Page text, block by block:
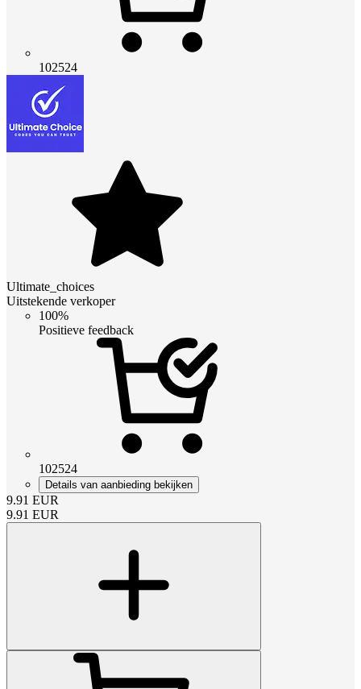
102524
Ultimate_choices
Uitstekende verkoper
100%
Positieve feedback
102524
Details van aanbieding bekijken
9.91 EUR
9.91 EUR